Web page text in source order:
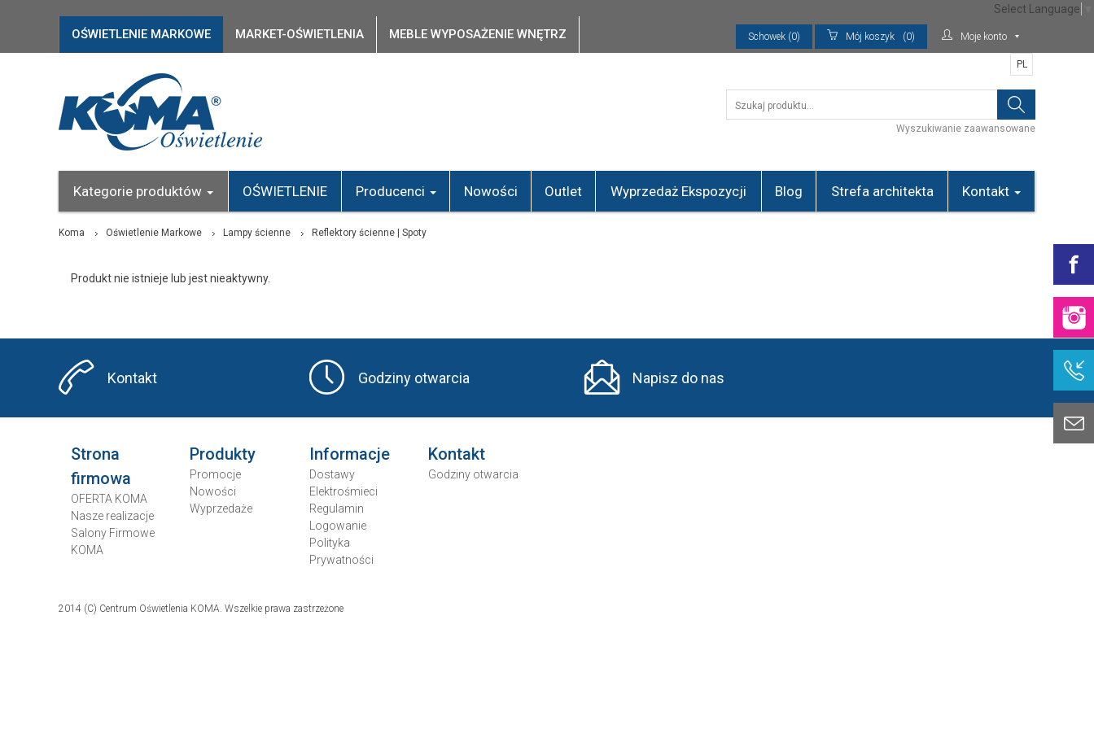
OŚWIETLENIE MARKOWE MARKET-OŚWIETLENIA MEBLE WYPOSAŻENIE WNĘTRZ Schowek (0) Mój koszyk (0) Moje konto
Wyszukiwanie zaawansowane
PL
Kategorie produktów OŚWIETLENIE Producenci Nowości Outlet Wyprzedaż Ekspozycji Blog Strefa architekta Kontakt
Koma Oświetlenie Markowe Lampy ścienne Reflektory ścienne | Spoty
Produkt nie istnieje lub jest nieaktywny.
Kontakt Godziny otwarcia Napisz do nas
Strona
firmowa
OFERTA KOMA
Nasze realizacje
Salony Firmowe
KOMA
Produkty
Promocje
Nowości
Wyprzedaże
Informacje
Dostawy
Elektrośmieci
Regulamin
Logowanie
Polityka
Prywatności
Kontakt
Godziny otwarcia
2014 (C) Centrum Oświetlenia KOMA. Wszelkie prawa zastrzeżone
Select Language